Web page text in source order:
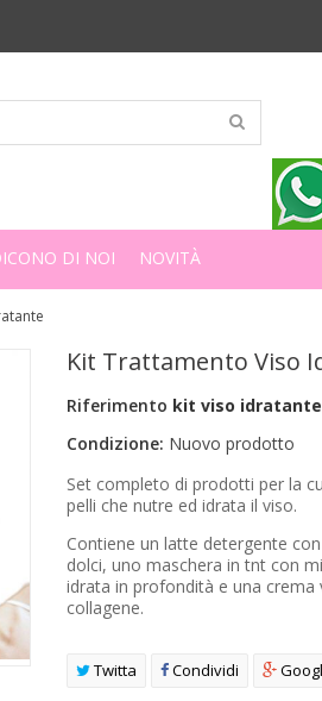
DI NOI NOVITÀ
Kit Trattamento Viso
Riferimento kit viso idratante
Condizione: Nuovo prodotto
Set completo di prodotti per la
pelli che nutre ed idrata il viso.
Contiene un latte detergente
dolci, uno maschera in tnt con
idrata in profondità e una crema
collagene.
Twitta Condividi